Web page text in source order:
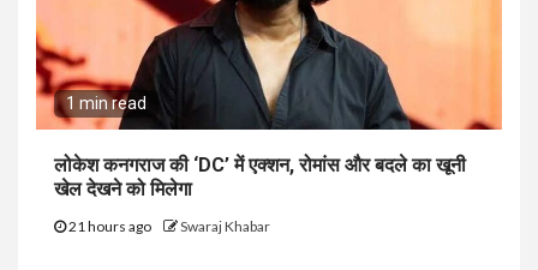
1 min read
लोकेश कनगराज की ‘DC’ में एक्शन, रोमांस और बदले का खूनी
खेल देखने को मिलेगा
21 hours ago Swaraj Khabar